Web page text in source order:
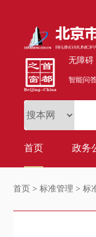
无障碍
智能问
首页 政务
首页 >标准管理 >标